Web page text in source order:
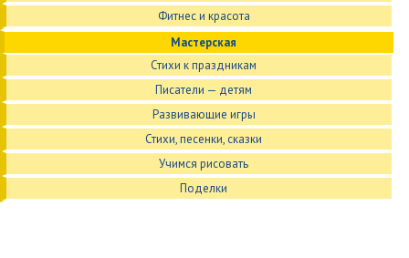
Фитнес и красота
Мастерская
Стихи к праздникам
Писатели — детям
Развивающие игры
Стихи, песенки, сказки
Учимся рисовать
Поделки